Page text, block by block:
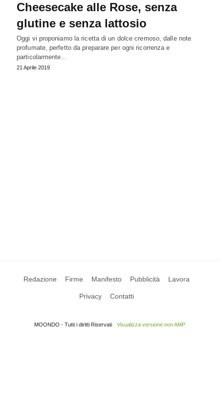
Cheesecake alle Rose, senza
glutine e senza lattosio
Oggi vi proponiamo la ricetta di un dolce cremoso, dalle note
profumate, perfetto da preparare per ogni ricorrenza e
particolarmente…
21 Aprile 2019
Redazione Firme Manifesto Pubblicità Lavora
Privacy Contatti
MOONDO - Tutti i diritti Riservati Visualizza versione non AMP